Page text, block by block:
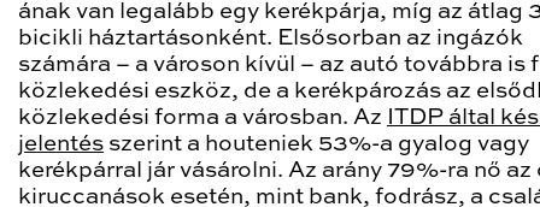
ának van legalább egy kerékpárja, míg az átlag
bicikli háztartásonként. Elsősorban az ingázók
számára – a városon kívül – az autó továbbra is
közlekedési eszköz, de a kerékpározás az
közlekedési forma a városban. Az
ITDP által
jelentés szerint a houteniek 53%-a gyalog vagy
kerékpárral jár vásárolni. Az arány 79%-ra nő az
kiruccanások esetén, mint bank, fodrász, a